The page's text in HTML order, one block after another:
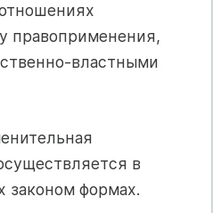
правоприменения,
властными
в
законом формах.